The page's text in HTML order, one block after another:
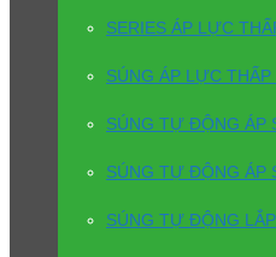
SERIES ÁP LỰC
SÚNG ÁP LỰC
SÚNG TỰ ĐỘNG ÁP
SÚNG TỰ ĐỘNG ÁP
SÚNG TỰ ĐỘNG